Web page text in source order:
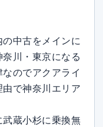
中古をメインに
川・東京になる
のでアクアライ
で神奈川エリア
蔵小杉に乗換無